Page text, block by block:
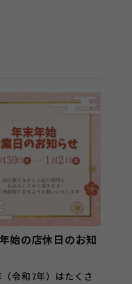
年始の店休日のお知
令和7年）はたくさ